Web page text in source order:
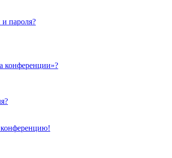
пароля?
конференции»?
конференцию!